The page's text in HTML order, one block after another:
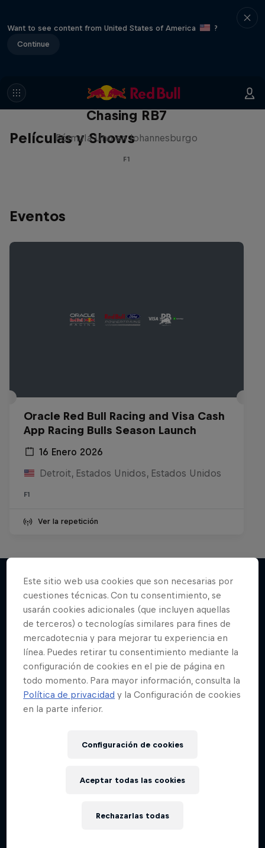
Want to see content from United States of America
?
Continue
Películas y Shows
Chasing RB7
Fórmula Uno en Johannesburgo
F1
Eventos
Oracle Red Bull Racing and Visa Cash
App Racing Bulls Season Launch
16 Enero 2026
Detroit, Estados Unidos, Estados Unidos
F1
Ver la repetición
Más contenidos similares
Este sitio web usa cookies que son necesarias por
cuestiones técnicas. Con tu consentimiento, se
usarán cookies adicionales (que incluyen aquellas
de terceros) o tecnologías similares para fines de
mercadotecnia y para mejorar tu experiencia en
línea. Puedes retirar tu consentimiento mediante la
configuración de cookies en el pie de página en
todo momento. Para mayor información, consulta la
Política de privacidad y la Configuración de cookies
en la parte inferior.
Configuración de cookies
Rechazarlas todas
Aceptar todas las cookies